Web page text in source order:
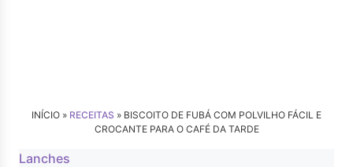
INÍCIO » RECEITAS » BISCOITO DE FUBÁ COM POLVILHO FÁCIL E
CROCANTE PARA O CAFÉ DA TARDE
Lanches